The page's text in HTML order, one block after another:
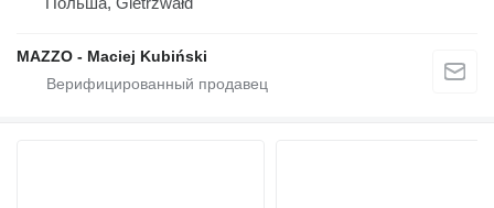
MAZZO - Maciej Kubiński